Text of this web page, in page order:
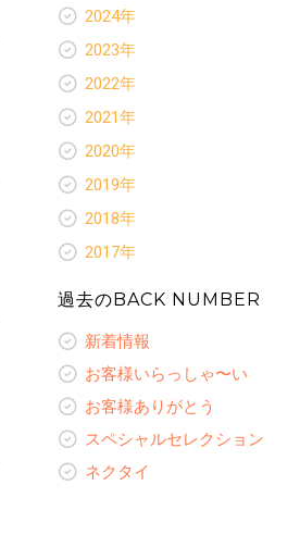
お客様ありがとう
スペシャルセレクション
ネクタイ
新着情報
お客様ありがとう
スペシャルセレクション
ネクタイ
レディースオーダーギャラリー
2024年
新着情報
お客様ありがとう
スペシャルセレクション
オリジナルプリント裏地
レディースコラム
レディースオーダーギャラリー
2023年
新着情報
お客様ありがとう
スペシャルセレクション
オリジナルプリント裏地
レディースコラム
レディースオーダーギャラリー
2022年
新着情報
お客様ありがとう
スペシャルセレクション
オリジナルプリント裏地
レディースコラム
2021年
新着情報
お客様ありがとう
スペシャルセレクション
オリジナルプリント裏地
レディースコラム
2020年
新着情報
お客様ありがとう
スペシャルセレクション
ネクタイ
レディースオーダーギャラリー
2019年
新着情報
お客様ありがとう
スペシャルセレクション
ネクタイ
レディースコラム
2018年
新着情報
お客様ありがとう
ネクタイ
レディースコラム
2017年
お客様いらっしゃ〜い
お客様ありがとう
スペシャルセレクション
ネクタイ
過去のBACK NUMBER
新着情報
お客様いらっしゃ〜い
お客様ありがとう
スペシャルセレクション
ネクタイ